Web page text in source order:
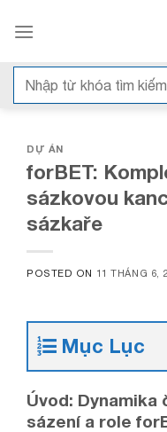
Tìm
kiếm:
DỰ ÁN
forBET:
sázkovou
sázkaře
POSTED ON 11 THÁNG 6,
Mục Lục
Úvod:
sázení a role